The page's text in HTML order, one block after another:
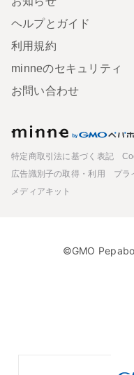
ヘルプとガイド
利用規約
minneのセキュリティ
お問い合わせ
特定商取引法に基づく表記
広告識別子の取得・利用
プラ
メディアキット
©GMO